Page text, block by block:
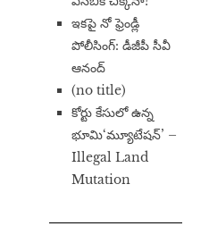
ఇకపై నో ఫ్రెండ్లీ
పోలీసింగ్: డీజీపీ సీవీ
ఆనంద్
(no title)
​కోర్టు కేసులో ఉన్న
భూమి‘మ్యూటేషన్’ –
Illegal Land
Mutation